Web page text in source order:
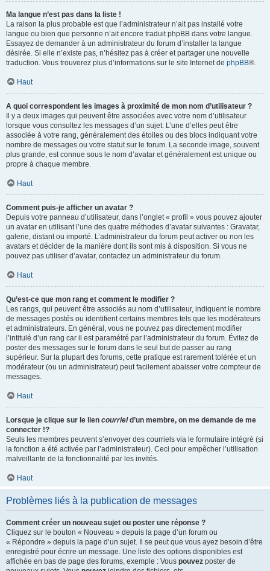
Ma langue n’est pas dans la liste !
La raison la plus probable est que l’administrateur n’ait pas installé votre
langue ou bien que personne n’ait encore traduit phpBB dans votre langue.
Essayez de demander à un administrateur du forum d’installer la langue
désirée. Si elle n’existe pas, n’hésitez pas à créer et partager une nouvelle
traduction. Vous trouverez plus d’informations sur le site Internet de phpBB®.
Haut
A quoi correspondent les images à proximité de mon nom d’utilisateur ?
Il y a deux images qui peuvent être associées avec votre nom d’utilisateur
lorsque vous consultez les messages d’un sujet. L’une d’elles peut être
associée à votre rang, généralement des étoiles ou des blocs indiquant votre
nombre de messages ou votre statut sur le forum. La seconde image, souvent
plus grande, est connue sous le nom d’avatar et généralement est unique ou
propre à chaque membre.
Haut
Comment puis-je afficher un avatar ?
Depuis votre panneau d’utilisateur, dans l’onglet « profil » vous pouvez ajouter
un avatar en utilisant l’une des quatre méthodes d’avatar suivantes : Gravatar,
galerie, distant ou importé. L’administrateur du forum peut activer ou non les
avatars et décider de la manière dont ils sont mis à disposition. Si vous ne
pouvez pas utiliser d’avatar, contactez un administrateur du forum.
Haut
Qu’est-ce que mon rang et comment le modifier ?
Les rangs, qui peuvent être associés au nom d’utilisateur, indiquent le nombre
de messages postés ou identifient certains membres tels que les modérateurs
et administrateurs. En général, vous ne pouvez pas directement modifier
l’intitulé d’un rang car il est paramétré par l’administrateur du forum. Évitez de
poster des messages sur le forum dans le seul but de passer au rang
supérieur. Sur la plupart des forums, cette pratique est rarement tolérée et un
modérateur (ou un administrateur) peut facilement abaisser votre compteur de
messages.
Haut
Lorsque je clique sur le lien courrield’un membre, on me demande de me
connecter !?
Seuls les membres peuvent s’envoyer des courriels via le formulaire intégré (si
la fonction a été activée par l’administrateur). Ceci pour empêcher l’utilisation
malveillante de la fonctionnalité par les invités.
Haut
Problèmes liés à la publication de messages
Comment créer un nouveau sujet ou poster une réponse ?
Cliquez sur le bouton « Nouveau » depuis la page d’un forum ou
« Répondre » depuis la page d’un sujet. Il se peut que vous ayez besoin d’être
enregistré pour écrire un message. Une liste des options disponibles est
affichée en bas de page des forums, exemple : Vous pouvez poster de